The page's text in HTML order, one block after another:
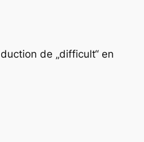
de „difficult“ en